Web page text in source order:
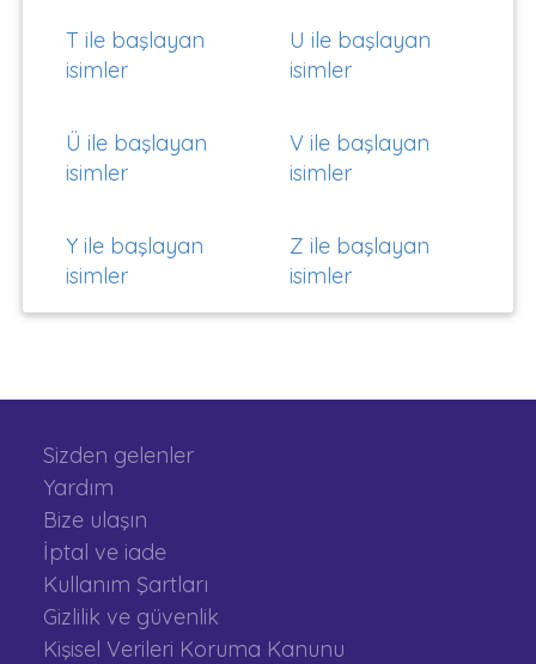
T ile başlayan
isimler
U ile başlayan
isimler
Ü ile başlayan
isimler
V ile başlayan
isimler
Y ile başlayan
isimler
Z ile başlayan
isimler
Sizden gelenler
Yardım
Bize ulaşın
İptal ve iade
Kullanım Şartları
Gizlilik ve güvenlik
Kişisel Verileri Koruma Kanunu